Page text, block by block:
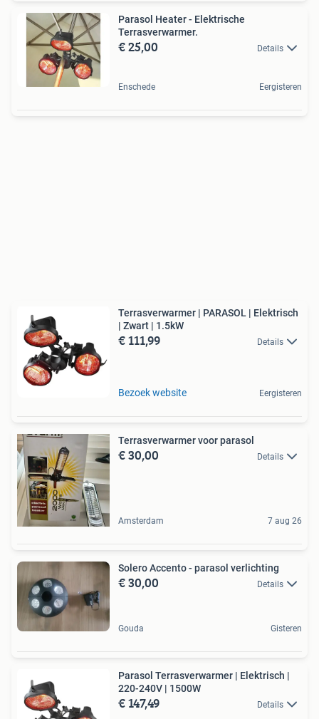
Parasol Heater - Elektrische
Terrasverwarmer.
€ 25,00 Details
Enschede Eergisteren
Terrasverwarmer | PARASOL | Elektrisch
| Zwart | 1.5kW
€ 111,99 Details
Bezoek website Eergisteren
Terrasverwarmer voor parasol
€ 30,00 Details
Amsterdam 7 aug 26
Solero Accento - parasol verlichting
€ 30,00 Details
Gouda Gisteren
Parasol Terrasverwarmer | Elektrisch |
220-240V | 1500W
€ 147,49 Details